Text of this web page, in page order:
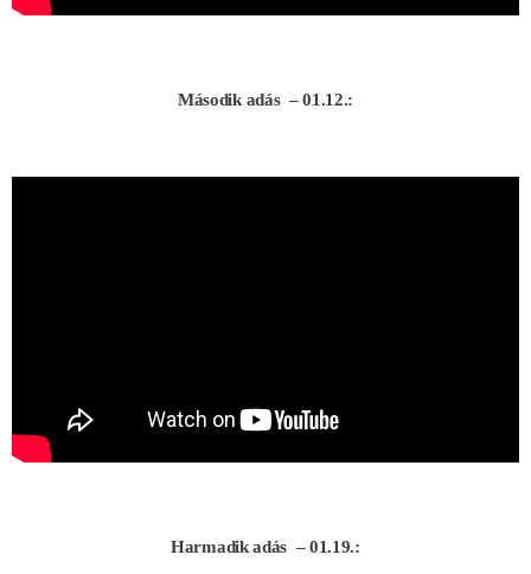
Második adás – 01.12.:
Harmadik adás – 01.19.: